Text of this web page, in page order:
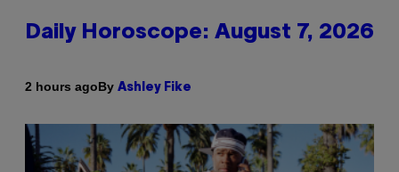
Daily Horoscope: August 7, 2026
2 hours agoBy Ashley Fike